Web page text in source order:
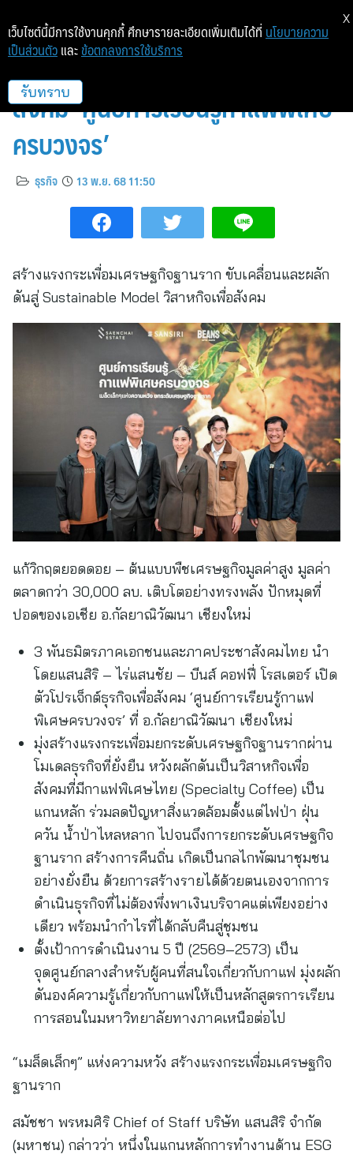
แสนสิริ เปิดตัวโปรเจ็กต์ธุรกิจเพื่อ
สังคม ‘ศูนย์การเรียนรู้กาแฟพิเศษ
ครบวงจร’
ธุรกิจ 13 พ.ย. 68 11:50
สร้างแรงกระเพื่อมเศรษฐกิจฐานราก ขับเคลื่อนและผลัก
ดันสู่ Sustainable Model วิสาหกิจเพื่อสังคม
แก้วิกฤตยอดดอย – ต้นแบบพืชเศรษฐกิจมูลค่าสูง มูลค่า
ตลาดกว่า 30,000 ลบ. เติบโตอย่างทรงพลัง ปักหมุดที่
ปอดของเอเชีย อ.กัลยาณิวัฒนา เชียงใหม่
3 พันธมิตรภาคเอกชนและภาคประชาสังคมไทย นำ
โดยแสนสิริ – ไร่แสนชัย – บีนส์ คอฟฟี่ โรสเตอร์ เปิด
ตัวโปรเจ็กต์ธุรกิจเพื่อสังคม ‘ศูนย์การเรียนรู้กาแฟ
พิเศษครบวงจร’ ที่ อ.กัลยาณิวัฒนา เชียงใหม่
มุ่งสร้างแรงกระเพื่อมยกระดับเศรษฐกิจฐานรากผ่าน
โมเดลธุรกิจที่ยั่งยืน หวังผลักดันเป็นวิสาหกิจเพื่อ
สังคมที่มีกาแฟพิเศษไทย (Specialty Coffee) เป็น
แกนหลัก ร่วมลดปัญหาสิ่งแวดล้อมตั้งแต่ไฟป่า ฝุ่น
ควัน น้ำป่าไหลหลาก ไปจนถึงการยกระดับเศรษฐกิจ
ฐานราก สร้างการคืนถิ่น เกิดเป็นกลไกพัฒนาชุมชน
อย่างยั่งยืน ด้วยการสร้างรายได้ด้วยตนเองจากการ
ดำเนินธุรกิจที่ไม่ต้องพึ่งพาเงินบริจาคแต่เพียงอย่าง
เดียว พร้อมนำกำไรที่ได้กลับคืนสู่ชุมชน
ตั้งเป้าการดำเนินงาน 5 ปี (2569–2573) เป็น
จุดศูนย์กลางสำหรับผู้คนที่สนใจเกี่ยวกับกาแฟ มุ่งผลัก
ดันองค์ความรู้เกี่ยวกับกาแฟให้เป็นหลักสูตรการเรียน
การสอนในมหาวิทยาลัยทางภาคเหนือต่อไป
“เมล็ดเล็กๆ” แห่งความหวัง สร้างแรงกระเพื่อมเศรษฐกิจ
ฐานราก
สมัชชา พรหมศิริ Chief of Staff บริษัท แสนสิริ จำกัด
(มหาชน) กล่าวว่า หนึ่งในแกนหลักการทำงานด้าน ESG
เว็บไซต์นี้มีการใช้งานคุกกี้ ศึกษารายละเอียดเพิ่มเติมได้ที่ นโยบายความ
เป็นส่วนตัว และ ข้อตกลงการใช้บริการ
รับทราบ
X